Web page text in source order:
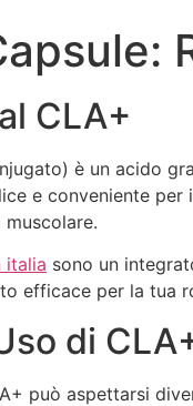
CLA+
è un acido
e conveniente
italia sono un
efficace per la tua
di
può aspettarsi